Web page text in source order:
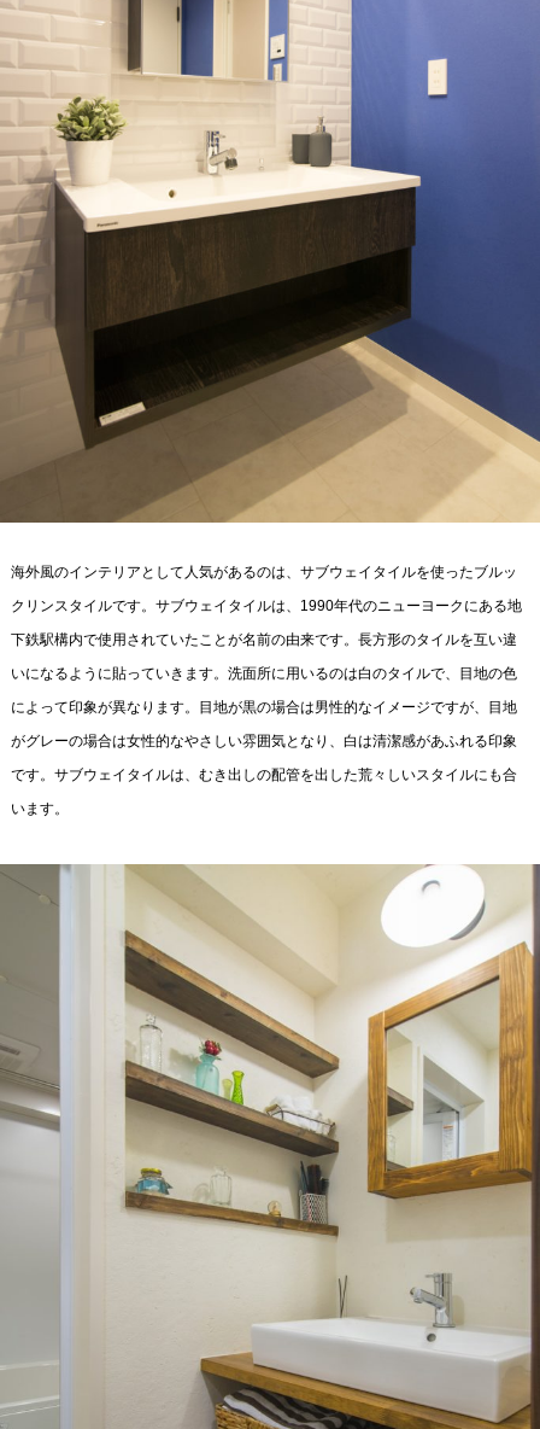
海外風のインテリアとして人気があるのは、サブウェイタイルを使ったブルッ
クリンスタイルです。サブウェイタイルは、1990年代のニューヨークにある地
下鉄駅構内で使用されていたことが名前の由来です。長方形のタイルを互い違
いになるように貼っていきます。洗面所に用いるのは白のタイルで、目地の色
によって印象が異なります。目地が黒の場合は男性的なイメージですが、目地
がグレーの場合は女性的なやさしい雰囲気となり、白は清潔感があふれる印象
です。サブウェイタイルは、むき出しの配管を出した荒々しいスタイルにも合
います。